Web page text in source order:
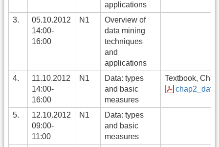
applications
3.
05.10.2012
14:00-
16:00
N1
Overview of
data mining
techniques
and
applications
4.
11.10.2012
14:00-
16:00
N1
Data: types
and basic
measures
Textbook,
5.
12.10.2012
09:00-
11:00
N1
Data: types
and basic
measures